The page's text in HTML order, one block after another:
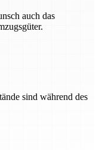
auch das
sind während des